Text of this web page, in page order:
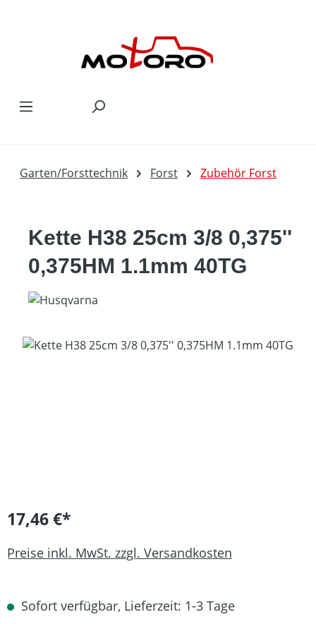
Garten/Forsttechnik Forst Zubehör Forst
Kette H38 25cm 3/8 0,375''
0,375HM 1.1mm 40TG
Bildergalerie überspringen
17,46 €*
Preise inkl. MwSt. zzgl. Versandkosten
Sofort verfügbar, Lieferzeit: 1-3 Tage